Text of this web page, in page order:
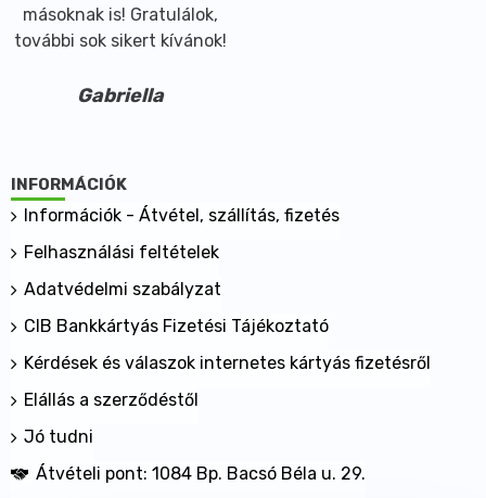
másoknak is! Gratulálok,
további sok sikert kívánok!
Gabriella
INFORMÁCIÓK
Információk - Átvétel, szállítás, fizetés
Felhasználási feltételek
Adatvédelmi szabályzat
CIB Bankkártyás Fizetési Tájékoztató
Kérdések és válaszok internetes kártyás fizetésről
Elállás a szerződéstől
Jó tudni
Átvételi pont: 1084 Bp. Bacsó Béla u. 29.